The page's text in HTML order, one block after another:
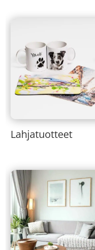
Lahjatuotteet